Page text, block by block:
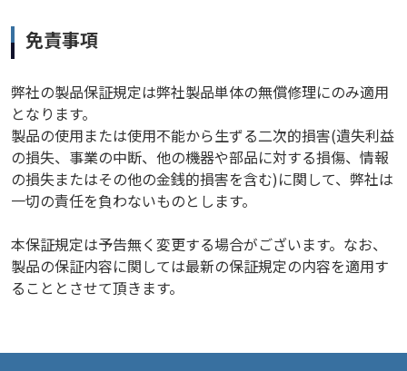
免責事項
弊社の製品保証規定は弊社製品単体の無償修理にのみ適用
となります。
製品の使用または使用不能から生ずる二次的損害(遺失利益
の損失、事業の中断、他の機器や部品に対する損傷、情報
の損失またはその他の金銭的損害を含む)に関して、弊社は
一切の責任を負わないものとします。
本保証規定は予告無く変更する場合がございます。なお、
製品の保証内容に関しては最新の保証規定の内容を適用す
ることとさせて頂きます。